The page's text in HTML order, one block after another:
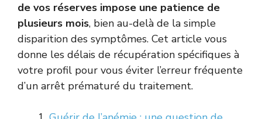
de vos réserves impose une patience de
plusieurs mois, bien au-delà de la simple
disparition des symptômes. Cet article vous
donne les délais de récupération spécifiques à
votre profil pour vous éviter l’erreur fréquente
d’un arrêt prématuré du traitement.